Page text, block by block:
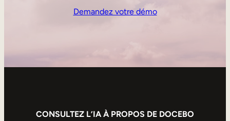
Demandez votre démo
CONSULTEZ L’IA À PROPOS DE DOCEBO